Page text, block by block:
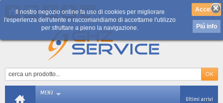
0
MENU
Ultimi arrivi
Il nostro negozio online fa uso di cookies per migliorare
l'esperienza dell'utente e raccomandiamo di accettarne l'utilizzo
per sfruttare a pieno la navigazione.
Piú info